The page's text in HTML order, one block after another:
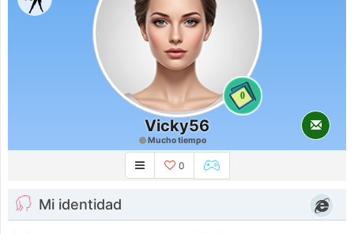
0
Vicky56
Mucho tiempo
0
Mi identidad